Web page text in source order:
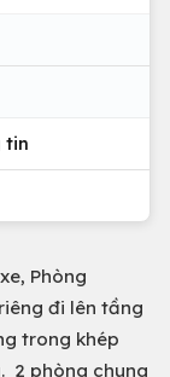
tin
Phòng
đi lên tầng
trong khép
2 phòng chung